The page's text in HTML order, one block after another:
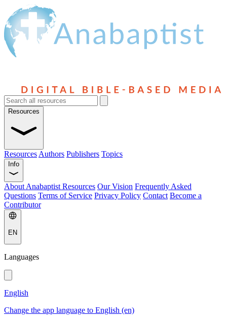
Resources
Resources Authors Publishers Topics
Info
About Anabaptist Resources Our Vision Frequently Asked
Questions Terms of Service Privacy Policy Contact Become a
Contributor
EN
Languages
English
Change the app language to English (en)